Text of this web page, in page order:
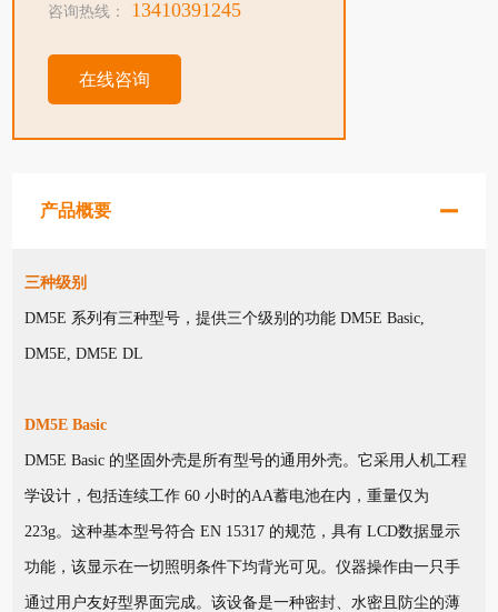
咨询热线： 13410391245
在线咨询
产品概要
三种级别
DM5E 系列有三种型号，提供三个级别的功能 DM5E Basic,
DM5E, DM5E DL
DM5E Basic
DM5E Basic 的坚固外壳是所有型号的通用外壳。它采用人机工程
学设计，包括连续工作 60 小时的AA蓄电池在内，重量仅为
223g。这种基本型号符合 EN 15317 的规范，具有 LCD数据显示
功能，该显示在一切照明条件下均背光可见。仪器操作由一只手
通过用户友好型界面完成。该设备是一种密封、水密且防尘的薄